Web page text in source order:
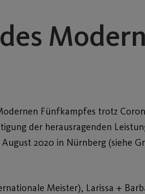
Fünfkampfes trotz
der herausragenden
2020 in Nürnberg (siehe
Meister), Larissa +